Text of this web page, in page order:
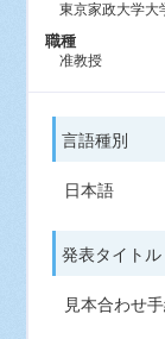
東京家政大学大
職種
准教授
言語種別
日本語
発表タイトル
見本合わせ